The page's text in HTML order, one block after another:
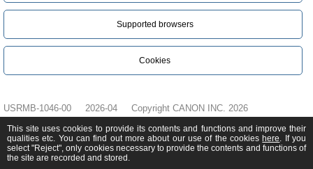
Supported browsers
Cookies
USRMB-1046-00 2026-04 Copyright CANON INC. 2026
This site uses cookies to provide its contents and functions and improve their
qualities etc. You can find out more about our use of the cookies here. If you
select "Reject", only cookies necessary to provide the contents and functions of
the site are recorded and stored.